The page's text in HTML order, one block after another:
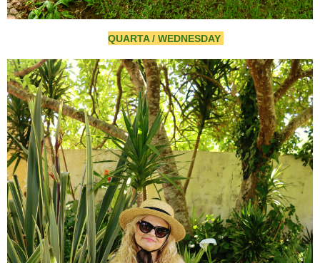
QUARTA / WEDNESDAY